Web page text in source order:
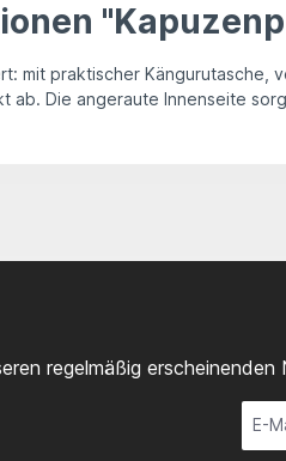
mit praktischer Kängurutasche,
ab. Die angeraute Innenseite
regelmäßig